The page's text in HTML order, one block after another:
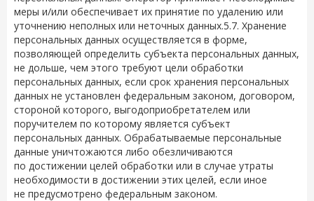
меры и/или обеспечивает их принятие по удалению или
уточнению неполных или неточных данных.5.7. Хранение
персональных данных осуществляется в форме,
позволяющей определить субъекта персональных данных,
не дольше, чем этого требуют цели обработки
персональных данных, если срок хранения персональных
данных не установлен федеральным законом, договором,
стороной которого, выгодоприобретателем или
поручителем по которому является субъект
персональных данных. Обрабатываемые персональные
данные уничтожаются либо обезличиваются
по достижении целей обработки или в случае утраты
необходимости в достижении этих целей, если иное
не предусмотрено федеральным законом.